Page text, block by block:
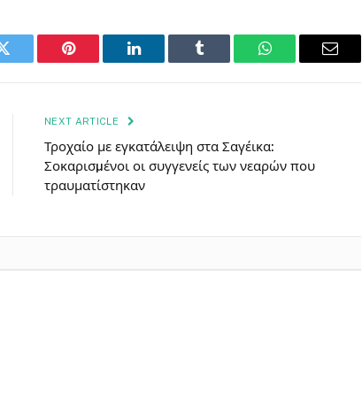
Twitter Pinterest LinkedIn Tumblr WhatsAppEmail
NEXT ARTICLE
Τροχαίο με εγκατάλειψη στα Σαγέικα:
Σοκαρισµένοι οι συγγενείς των νεαρών που
τραυματίστηκαν